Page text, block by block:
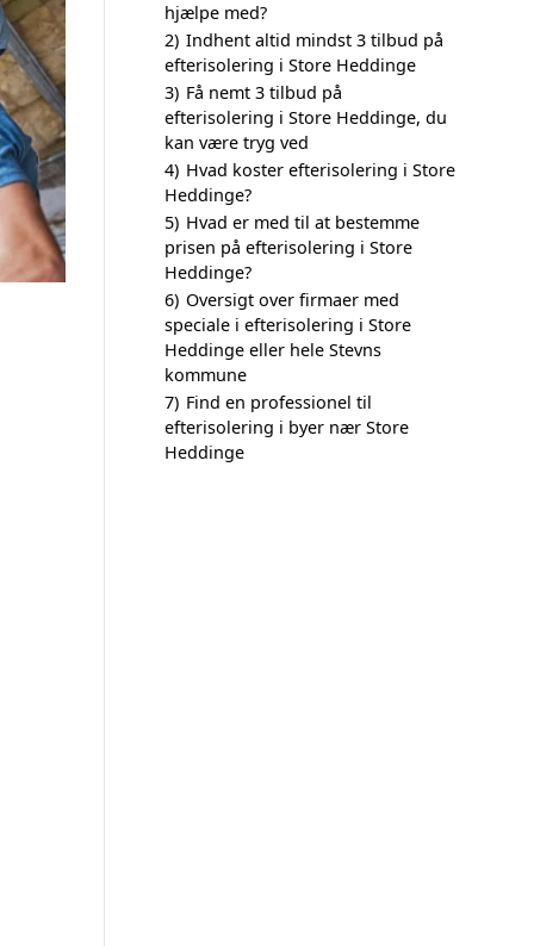
hjælpe med?
2) Indhent altid mindst 3 tilbud på
efterisolering i Store Heddinge
3) Få nemt 3 tilbud på
efterisolering i Store Heddinge, du
kan være tryg ved
4) Hvad koster efterisolering i Store
Heddinge?
5) Hvad er med til at bestemme
prisen på efterisolering i Store
Heddinge?
6) Oversigt over firmaer med
speciale i efterisolering i Store
Heddinge eller hele Stevns
kommune
7) Find en professionel til
efterisolering i byer nær Store
Heddinge